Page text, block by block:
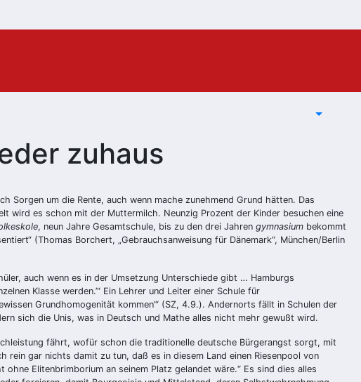
zuhaus
Sorgen um die Rente, auch wenn mache zunehmend Grund hätten. Das
wird es schon mit der Muttermilch. Neunzig Prozent der Kinder besuchen eine
, neun Jahre Gesamtschule, bis zu den drei Jahren gymnasium bekommt
(Thomas Borchert, „Gebrauchsanweisung für Dänemark“, München/Berlin
auch wenn es in der Umsetzung Unterschiede gibt … Hamburgs
Klasse werden.’“ Ein Lehrer und Leiter einer Schule für
Grundhomogenität kommen’“ (SZ, 4.9.). Andernorts fällt in Schulen der
sich die Unis, was in Deutsch und Mathe alles nicht mehr gewußt wird.
fährt, wofür schon die traditionelle deutsche Bürgerangst sorgt, mit
gar nichts damit zu tun, daß es in diesem Land einen Riesenpool von
Elitenbrimborium an seinem Platz gelandet wäre.“ Es sind dies alles